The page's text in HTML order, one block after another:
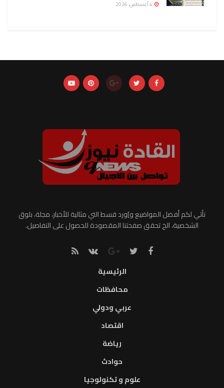
نأتي لكم أفضل المواضيع و]ورد قسط التي مثالية للأخبار، مجلة، بلوق
الشخصية، الخ تحقق صفحتنا المقصودة للحصول على التفاصيل.
الرئيسية
محافظات
عربي ودولي
اقتصاد
رياضة
حوادث
علوم و تكنولوجيا